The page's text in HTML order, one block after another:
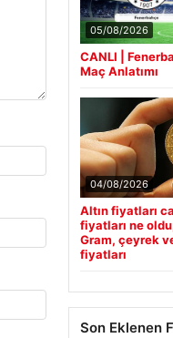
05/08/2026
CANLI |
Maç Anlatımı
04/08/2026
Altın fiyatları
fiyatları ne
Gram, çeyrek
fiyatları
Son Eklenen